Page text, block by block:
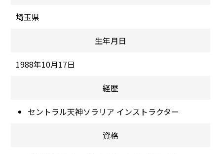
埼玉県
生年月日
1988年10月17日
経歴
セントラル天神ソラリア インストラクター
資格